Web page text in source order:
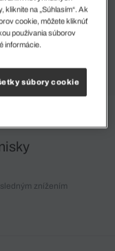
znížením
na „Súhlasím“. Ak
cookie, môžete kliknúť
používania súborov
informácie.
súbory cookie